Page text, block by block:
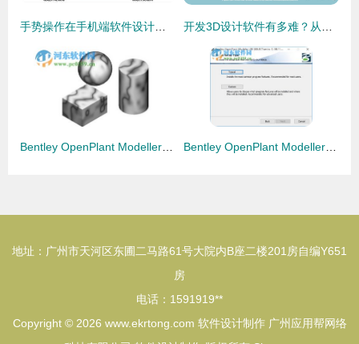
地址：广州市天河区东圃二马路61号大院内B座二楼201房自编Y651
房
电话：1591919**
Copyright © 2026 www.ekrtong.com 软件设计制作 广州应用帮网络